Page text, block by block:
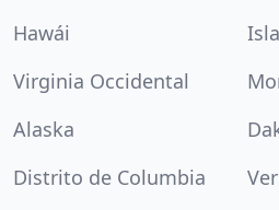
Hawái
Virginia Occidental
Alaska
Distrito de Columbia